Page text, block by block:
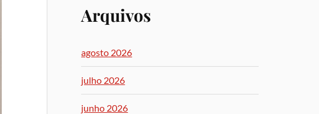
Arquivos
agosto 2026
julho 2026
junho 2026